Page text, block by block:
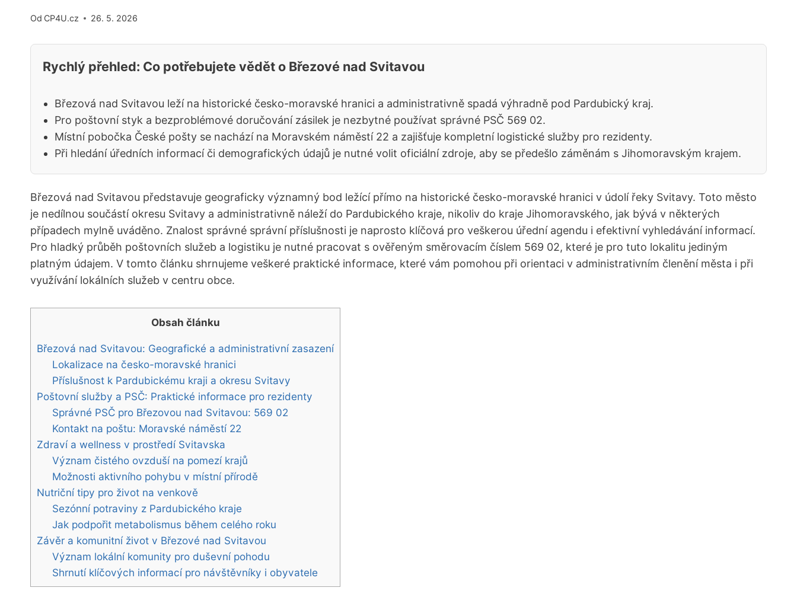
Od CP4U.cz 26. 5. 2026
Rychlý přehled: Co potřebujete vědět o Březové nad Svitavou
Březová nad Svitavou leží na historické česko-moravské hranici a administrativně spadá výhradně pod Pardubický kraj.
Pro poštovní styk a bezproblémové doručování zásilek je nezbytné používat správné PSČ 569 02.
Místní pobočka České pošty se nachází na Moravském náměstí 22 a zajišťuje kompletní logistické služby pro rezidenty.
Při hledání úředních informací či demografických údajů je nutné volit oficiální zdroje, aby se předešlo záměnám s Jihomoravským krajem.
Březová nad Svitavou představuje geograficky významný bod ležící přímo na historické česko-moravské hranici v údolí řeky Svitavy. Toto město
je nedílnou součástí okresu Svitavy a administrativně náleží do Pardubického kraje, nikoliv do kraje Jihomoravského, jak bývá v některých
případech mylně uváděno. Znalost správné správní příslušnosti je naprosto klíčová pro veškerou úřední agendu i efektivní vyhledávání informací.
Pro hladký průběh poštovních služeb a logistiku je nutné pracovat s ověřeným směrovacím číslem 569 02, které je pro tuto lokalitu jediným
platným údajem. V tomto článku shrnujeme veškeré praktické informace, které vám pomohou při orientaci v administrativním členění města i při
využívání lokálních služeb v centru obce.
Obsah článku
Březová nad Svitavou: Geografické a administrativní zasazení
Lokalizace na česko-moravské hranici
Příslušnost k Pardubickému kraji a okresu Svitavy
Poštovní služby a PSČ: Praktické informace pro rezidenty
Správné PSČ pro Březovou nad Svitavou: 569 02
Kontakt na poštu: Moravské náměstí 22
Zdraví a wellness v prostředí Svitavska
Význam čistého ovzduší na pomezí krajů
Možnosti aktivního pohybu v místní přírodě
Nutriční tipy pro život na venkově
Sezónní potraviny z Pardubického kraje
Jak podpořit metabolismus během celého roku
Závěr a komunitní život v Březové nad Svitavou
Význam lokální komunity pro duševní pohodu
Shrnutí klíčových informací pro návštěvníky i obyvatele